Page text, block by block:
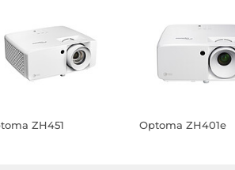
ZH451 Optoma ZH401e